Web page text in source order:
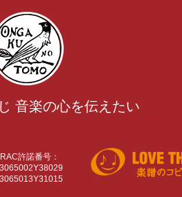
音楽の心を伝えたい
許諾番号：